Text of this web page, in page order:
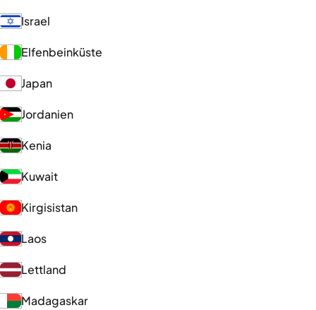
Israel
Elfenbeinküste
Japan
Jordanien
Kenia
Kuwait
Kirgisistan
Laos
Lettland
Madagaskar